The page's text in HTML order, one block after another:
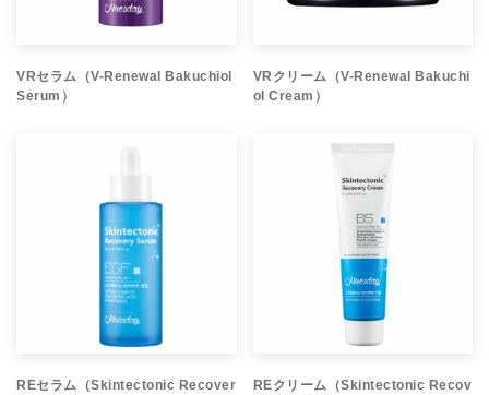
VRセラム（V-Renewal Bakuchiol
Serum）
VRクリーム（V-Renewal Bakuchi
ol Cream）
REセラム（Skintectonic Recover
REクリーム（Skintectonic Recov